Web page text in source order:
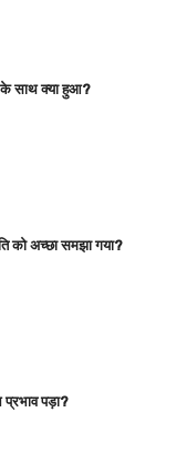
साथ क्या हुआ?
को अच्छा समझा गया?
पड़ा?